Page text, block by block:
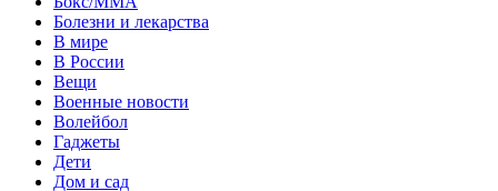
Болезни и лекарства
В мире
В России
Вещи
Военные новости
Волейбол
Гаджеты
Дети
Дом и сад